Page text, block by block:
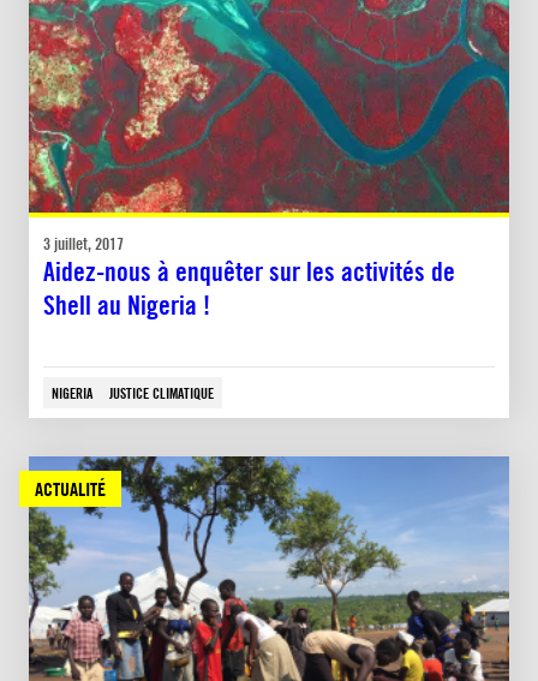
3 juillet, 2017
Aidez-nous à enquêter sur les activités de
Shell au Nigeria !
NIGERIA JUSTICE CLIMATIQUE
ACTUALITÉ